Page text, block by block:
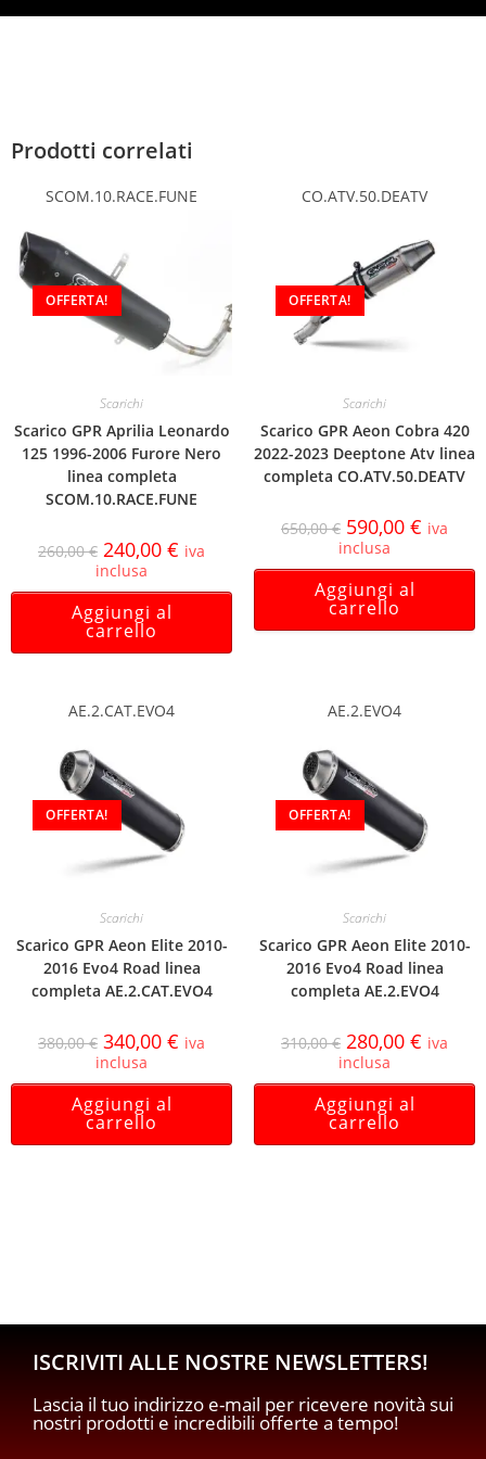
Prodotti correlati
SCOM.10.RACE.FUNE
OFFERTA!
Scarichi
Scarico GPR Aprilia Leonardo
125 1996-2006 Furore Nero
linea completa
SCOM.10.RACE.FUNE
260,00€ 240,00 € iva
inclusa
Aggiungi al
carrello
CO.ATV.50.DEATV
OFFERTA!
Scarichi
Scarico GPR Aeon Cobra 420
2022-2023 Deeptone Atv linea
completa CO.ATV.50.DEATV
650,00€ 590,00 € iva
inclusa
Aggiungi al
carrello
AE.2.CAT.EVO4
OFFERTA!
Scarichi
Scarico GPR Aeon Elite 2010-
2016 Evo4 Road linea
completa AE.2.CAT.EVO4
380,00€ 340,00 € iva
inclusa
Aggiungi al
carrello
AE.2.EVO4
OFFERTA!
Scarichi
Scarico GPR Aeon Elite 2010-
2016 Evo4 Road linea
completa AE.2.EVO4
310,00€ 280,00 € iva
inclusa
Aggiungi al
carrello
ISCRIVITI ALLE NOSTRE NEWSLETTERS!
Lascia il tuo indirizzo e-mail per ricevere novità sui
nostri prodotti e incredibili offerte a tempo!